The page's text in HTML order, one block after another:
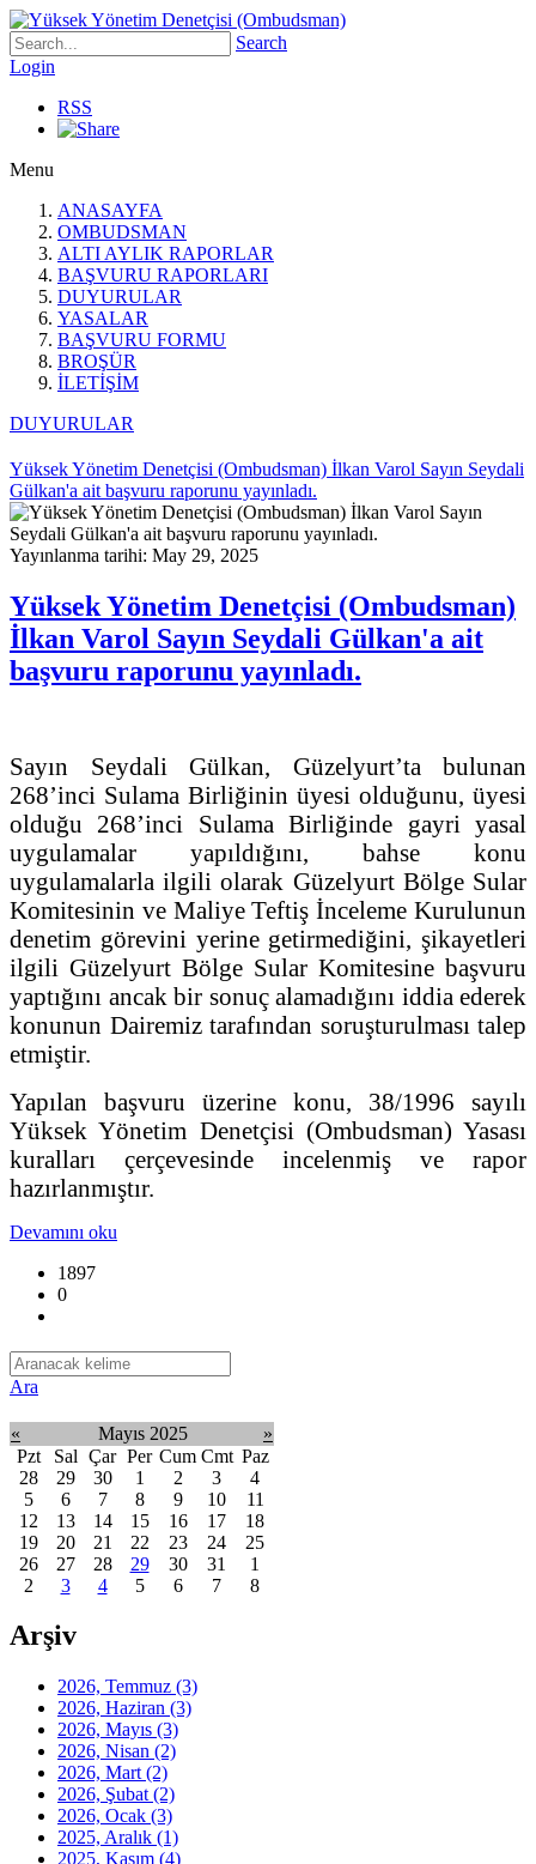
Search
Login
RSS
Menu
ANASAYFA
OMBUDSMAN
ALTI AYLIK RAPORLAR
BAŞVURU RAPORLARI
DUYURULAR
YASALAR
BAŞVURU FORMU
BROŞÜR
İLETİŞİM
DUYURULAR
Yüksek Yönetim Denetçisi (Ombudsman) İlkan Varol Sayın Seydali
Gülkan'a ait başvuru raporunu yayınladı.
Yayınlanma tarihi: May 29, 2025
Yüksek Yönetim Denetçisi (Ombudsman)
İlkan Varol Sayın Seydali Gülkan'a ait
başvuru raporunu yayınladı.
Sayın Seydali Gülkan, Güzelyurt’ta bulunan
268’inci Sulama Birliğinin üyesi olduğunu, üyesi
olduğu 268’inci Sulama Birliğinde gayri yasal
uygulamalar yapıldığını, bahse konu
uygulamalarla ilgili olarak Güzelyurt Bölge Sular
Komitesinin ve Maliye Teftiş İnceleme Kurulunun
denetim görevini yerine getirmediğini, şikayetleri
ilgili Güzelyurt Bölge Sular Komitesine başvuru
yaptığını ancak bir sonuç alamadığını iddia ederek
konunun Dairemiz tarafından soruşturulması talep
etmiştir.
Yapılan başvuru üzerine konu, 38/1996 sayılı
Yüksek Yönetim Denetçisi (Ombudsman) Yasası
kuralları çerçevesinde incelenmiş ve rapor
hazırlanmıştır.
Devamını oku
1897
0
Ara
« Mayıs 2025
»
Pzt
Sal Çar Per Cum Cmt Paz
28
29 30 1 2 3
4
5
6 7 8 9 10
11
12
13 14 15 16 17
18
19
20 21 22 23 24
25
26
27 28 29 30 31
1
2
3 4 5 6 7 8
Arşiv
2026, Temmuz (3)
2026, Haziran (3)
2026, Mayıs (3)
2026, Nisan (2)
2026, Mart (2)
2026, Şubat (2)
2026, Ocak (3)
2025, Aralık (1)
2025, Kasım (4)